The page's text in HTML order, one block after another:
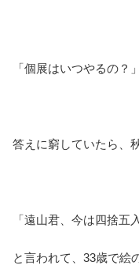
「個展はいつやるの？」
答えに窮していたら、
「遠山君、今は四捨五
と言われて、33歳で絵